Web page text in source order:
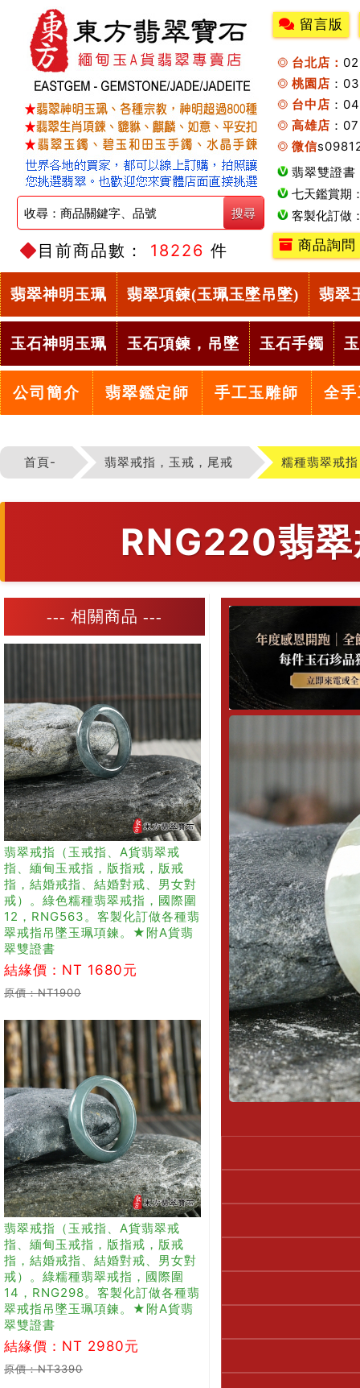
目前商品數： 18226 件
留言版
台北店：
桃園店 ：
台中店 ：
高雄店 ：
微信
翡翠雙證書
七天鑑賞期
客製化訂做
商品詢問
翡翠神明玉珮 翡翠項鍊(玉珮玉墜吊墜) 翡翠
玉石神明玉珮 玉石項鍊，吊墜 玉石手鐲
公司簡介 翡翠鑑定師 手工玉雕師 全
首頁- 翡翠戒指，玉戒，尾戒 糯種翡翠戒
RNG220翡
--- 相關商品 ---
翡翠戒指（玉戒指、A貨翡翠戒
指、緬甸玉戒指，版指戒，版戒
指，結婚戒指、結婚對戒、男女對
戒）。綠色糯種翡翠戒指，國際圍
12，RNG563。客製化訂做各種翡
翠戒指吊墜玉珮項鍊。★附A貨翡
翠雙證書
結緣價：NT 1680元
原價：NT1900
翡翠戒指（玉戒指、A貨翡翠戒
指、緬甸玉戒指，版指戒，版戒
指，結婚戒指、結婚對戒、男女對
戒）。綠糯種翡翠戒指，國際圍
14，RNG298。客製化訂做各種翡
翠戒指吊墜玉珮項鍊。★附A貨翡
翠雙證書
結緣價：NT 2980元
原價：NT3390